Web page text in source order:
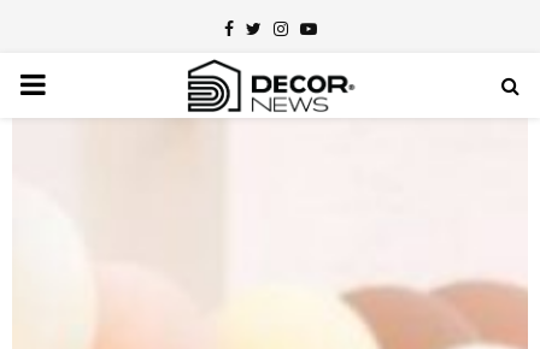
Facebook
TwitterInstagram
Youtube
PRIMARY